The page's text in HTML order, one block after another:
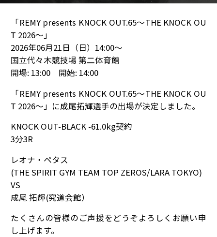
「REMY presents KNOCK OUT.65～THE KNOCK OU
T 2026～」
2026年06月21日（日）14:00～
国立代々木競技場 第二体育館
開場: 13:00 開始: 14:00
「REMY presents KNOCK OUT.65～THE KNOCK OU
T 2026～」に成尾拓輝選手の出場が決定しました。
KNOCK OUT-BLACK -61.0kg契約
3分3R
レオナ・ペタス
(THE SPIRIT GYM TEAM TOP ZEROS/LARA TOKYO)
VS
成尾 拓輝(究道会館）
たくさんの皆様のご声援をどうぞよろしくお願い申
し上げます。